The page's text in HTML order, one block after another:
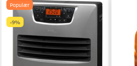
Populær
-9%